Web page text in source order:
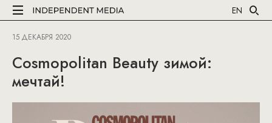
EN
15 ДЕКАБРЯ 2020
Cosmopolitan Beauty зимой:
мечтай!